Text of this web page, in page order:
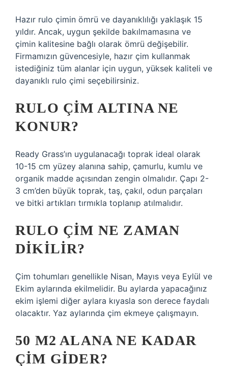
Hazır rulo çimin ömrü ve dayanıklılığı yaklaşık 15
yıldır. Ancak, uygun şekilde bakılmamasına ve
çimin kalitesine bağlı olarak ömrü değişebilir.
Firmamızın güvencesiyle, hazır çim kullanmak
istediğiniz tüm alanlar için uygun, yüksek kaliteli ve
dayanıklı rulo çimi seçebilirsiniz.
RULO ÇIM ALTINA NE
KONUR?
Ready Grass’ın uygulanacağı toprak ideal olarak
10-15 cm yüzey alanına sahip, çamurlu, kumlu ve
organik madde açısından zengin olmalıdır. Çapı 2-
3 cm’den büyük toprak, taş, çakıl, odun parçaları
ve bitki artıkları tırmıkla toplanıp atılmalıdır.
RULO ÇIM NE ZAMAN
DIKILIR?
Çim tohumları genellikle Nisan, Mayıs veya Eylül ve
Ekim aylarında ekilmelidir. Bu aylarda yapacağınız
ekim işlemi diğer aylara kıyasla son derece faydalı
olacaktır. Yaz aylarında çim ekmeye çalışmayın.
50 M2 ALANA NE KADAR
ÇIM GIDER?